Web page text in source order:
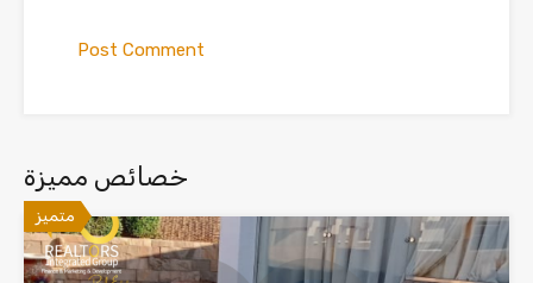
خصائص مميزة
متميز